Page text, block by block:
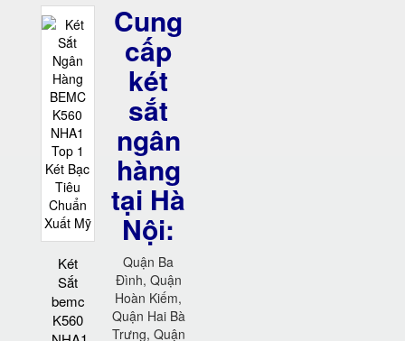
Két
Sắt
bemc
K560
Cung
cấp
két
sắt
ngân
hàng
tại Hà
Nội:
Quận Ba
Đình, Quận
Hoàn Kiếm,
Quận Hai Bà
Trưng, Quận